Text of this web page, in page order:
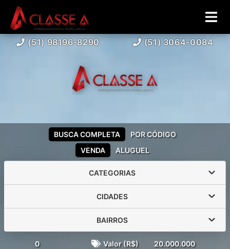
(51) 98196-8290 (51) 3064-0084
VENDA ALUGUEL
BUSCA COMPLETA POR CÓDIGO
CATEGORIAS
CIDADES
BAIRROS
0 Valor (R$) 20.000.000